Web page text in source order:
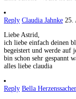
Reply Claudia Jahnke 25.
Liebe Astrid,
ich liebe einfach deinen
begeistert und werde auf
bin schon sehr gespannt
alles liebe claudia
Reply Bella